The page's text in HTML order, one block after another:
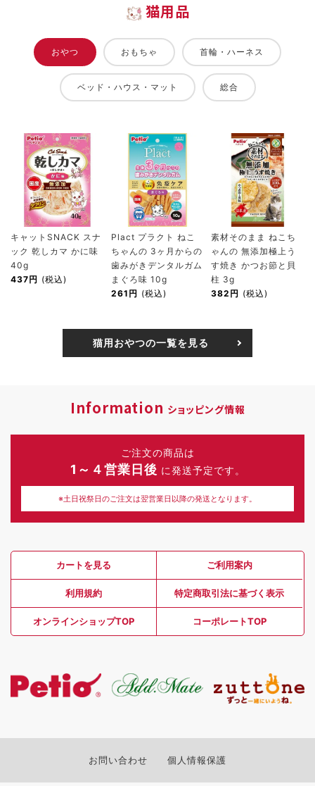
猫用品
おやつ おもちゃ 首輪・ハーネス
ベッド・ハウス・マット 総合
キャットSNACK スナ
ック 乾しカマ かに味
40g
437円 (税込)
Plact プラクト ねこ
ちゃんの 3ヶ月からの
歯みがきデンタルガム
まぐろ味 10g
261円 (税込)
素材そのまま ねこち
ゃんの 無添加極上う
す焼き かつお節と貝
柱 3g
382円 (税込)
猫用おやつの一覧を見る
Information ショッピング情報
ご注文の商品は
1～４営業日後 に発送予定です。
※土日祝祭日のご注文は翌営業日以降の発送となります。
カートを見る ご利用案内
利用規約 特定商取引法に基づく表示
オンラインショップTOP コーポレートTOP
お問い合わせ 個人情報保護